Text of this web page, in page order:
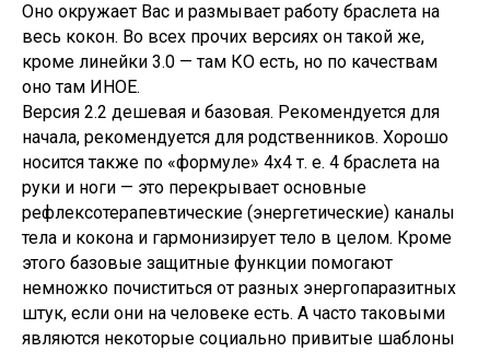
Оно окружает Вас и размывает работу браслета на
весь кокон. Во всех прочих версиях он такой же,
кроме линейки 3.0 — там КО есть, но по качествам
оно там ИНОЕ.
Версия 2.2 дешевая и базовая. Рекомендуется для
начала, рекомендуется для родственников. Хорошо
носится также по «формуле» 4х4 т. е. 4 браслета на
руки и ноги — это перекрывает основные
рефлексотерапевтические (энергетические) каналы
тела и кокона и гармонизирует тело в целом. Кроме
этого базовые защитные функции помогают
немножко почиститься от разных энергопаразитных
штук, если они на человеке есть. А часто таковыми
являются некоторые социально привитые шаблоны